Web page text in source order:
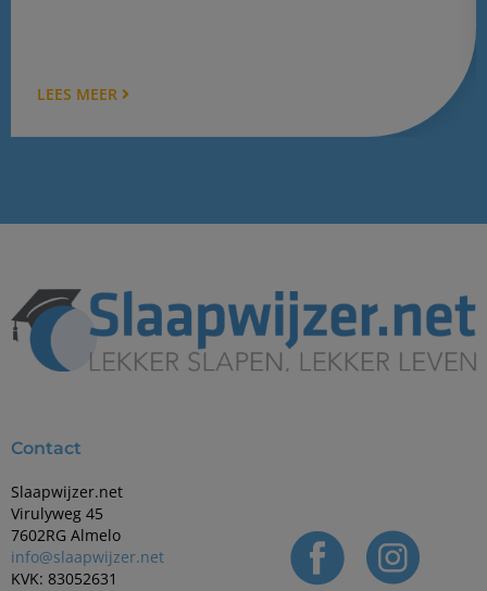
LEES MEER
Contact
Slaapwijzer.net
Virulyweg 45
7602RG Almelo
info@slaapwijzer.net
KVK: 83052631